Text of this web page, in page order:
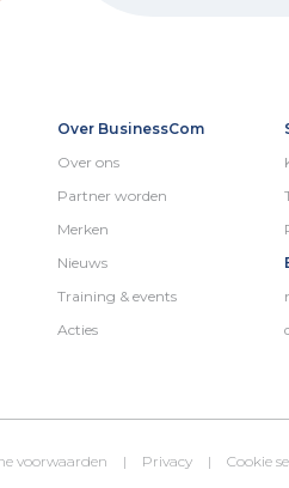
Over BusinessCom
Over ons
Partner worden
Merken
Nieuws
Training & events
Acties
voorwaarden | Privacy | Cookie